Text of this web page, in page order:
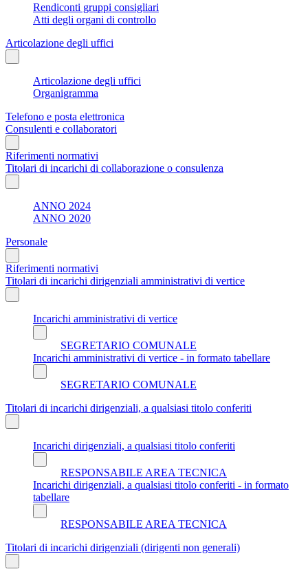
Rendiconti gruppi consigliari
Atti degli organi di controllo
Articolazione degli uffici
Articolazione degli uffici
Organigramma
Telefono e posta elettronica
Consulenti e collaboratori
Riferimenti normativi
Titolari di incarichi di collaborazione o consulenza
ANNO 2024
ANNO 2020
Personale
Riferimenti normativi
Titolari di incarichi dirigenziali amministrativi di vertice
Incarichi amministrativi di vertice
SEGRETARIO COMUNALE
Incarichi amministrativi di vertice - in formato tabellare
SEGRETARIO COMUNALE
Titolari di incarichi dirigenziali, a qualsiasi titolo conferiti
Incarichi dirigenziali, a qualsiasi titolo conferiti
RESPONSABILE AREA TECNICA
Incarichi dirigenziali, a qualsiasi titolo conferiti - in formato
tabellare
RESPONSABILE AREA TECNICA
Titolari di incarichi dirigenziali (dirigenti non generali)